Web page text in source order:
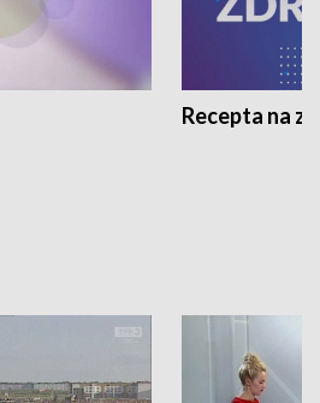
Recepta na